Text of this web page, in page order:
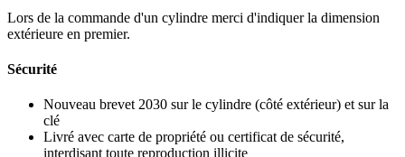
Lors de la commande d'un cylindre merci d'indiquer la dimension
extérieure en premier.
Sécurité
Nouveau brevet 2030 sur le cylindre (côté extérieur) et sur la
clé
Livré avec carte de propriété ou certificat de sécurité,
interdisant toute reproduction illicite